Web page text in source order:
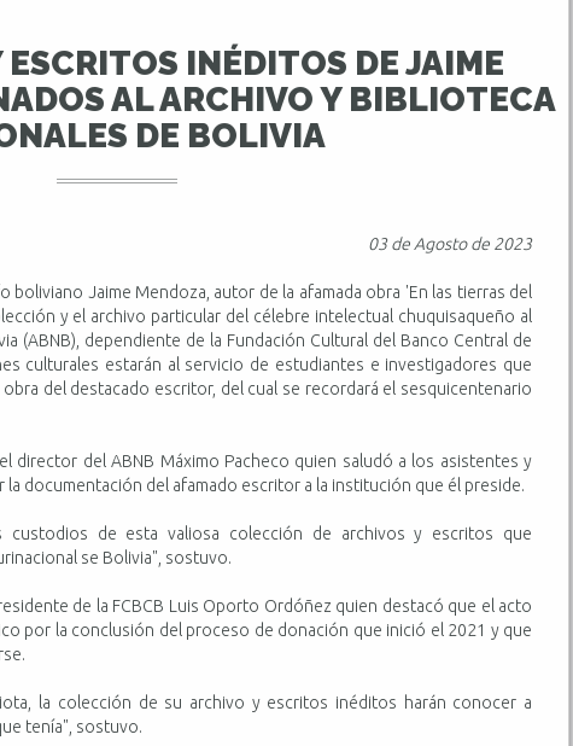
INÉDITOS DE JAIME
AL ARCHIVO Y BIBLIOTECA
DE BOLIVIA
03 de Agosto de 2023
boliviano Jaime Mendoza, autor de la afamada obra 'En las tierras del
y el archivo particular del célebre intelectual chuquisaqueño al
(ABNB), dependiente de la Fundación Cultural del Banco Central de
culturales estarán al servicio de estudiantes e investigadores que
del destacado escritor, del cual se recordará el sesquicentenario
director del ABNB Máximo Pacheco quien saludó a los asistentes y
documentación del afamado escritor a la institución que él preside.
de esta valiosa colección de archivos y escritos que
se Bolivia", sostuvo.
de la FCBCB Luis Oporto Ordóñez quien destacó que el acto
por la conclusión del proceso de donación que inició el 2021 y que
la colección de su archivo y escritos inéditos harán conocer a
tenía", sostuvo.